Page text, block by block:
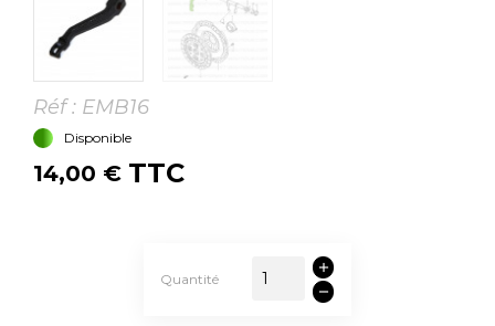
Réf : EMB16
Disponible
14,00 € TTC
Quantité